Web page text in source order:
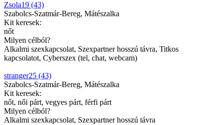
Zsola19 (43)
Szabolcs-Szatmár-Bereg, Mátészalka
Kit keresek:
nőt
Milyen célból?
Alkalmi szexkapcsolat, Szexpartner hosszú távra, Titkos
kapcsolatot, Cyberszex (tel, chat, webcam)
stranger25 (43)
Szabolcs-Szatmár-Bereg, Mátészalka
Kit keresek:
nőt, női párt, vegyes párt, férfi párt
Milyen célból?
Alkalmi szexkapcsolat, Szexpartner hosszú távra